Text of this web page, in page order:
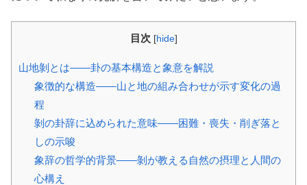
目次 [hide]
山地剝とは――卦の基本構造と象意を解説
象徴的な構造――山と地の組み合わせが示す変化の過
程
剝の卦辞に込められた意味――困難・喪失・削ぎ落と
しの示唆
象辞の哲学的背景――剝が教える自然の摂理と人間の
心構え